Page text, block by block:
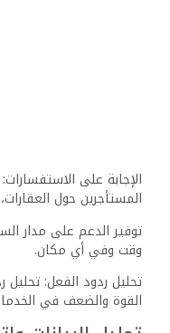
تخصيص العروض: يمكن
المستخدمين عبر
تحسينات على صفحات
إلى عملاء.
بناء علاقات قوية مع
التواصل مع العملاء
تعمل على مدار الساعة،
استفساراتهم.
إدارة عقارات